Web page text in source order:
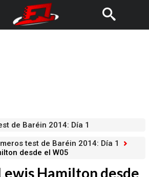
de Baréin 2014: Día 1
test de Baréin 2014: Día 1
desde el W05
Hamilton desde